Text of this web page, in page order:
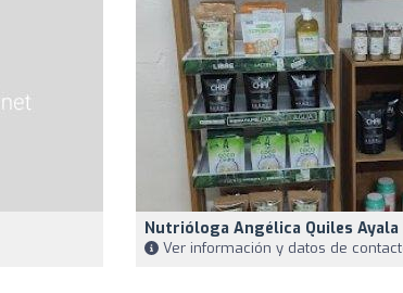
Nutrióloga Angélica Quiles Ayala
Ver información y datos de